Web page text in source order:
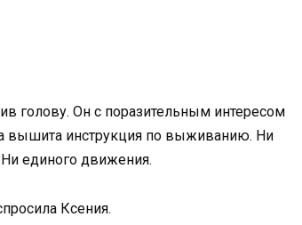
голову. Он с поразительным интересом
вышита инструкция по выживанию. Ни
единого движения.
Ксения.